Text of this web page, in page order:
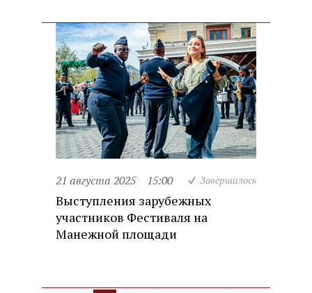
21 августа 2025 15:00 Завершилось
Выступления зарубежных
участников Фестиваля на
Манежной площади